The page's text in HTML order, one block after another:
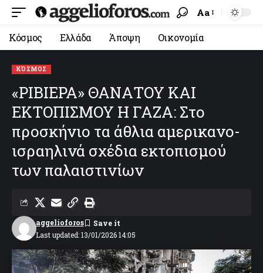
Aa
Κόσμος Ελλάδα Άποψη Οικονομία
ΚΌΣΜΟΣ
«ΡΙΒΙΕΡΑ» ΘΑΝΑΤΟΥ ΚΑΙ
ΕΚΤΟΠΙΣΜΟΥ Η ΓΑΖΑ: Στο
προσκήνιο τα άθλια αμερικανο-
ισραηλινά σχέδια εκτοπισμού
των παλαιστινίων
Last updated: 13/01/2026 14:05
aggelioforos